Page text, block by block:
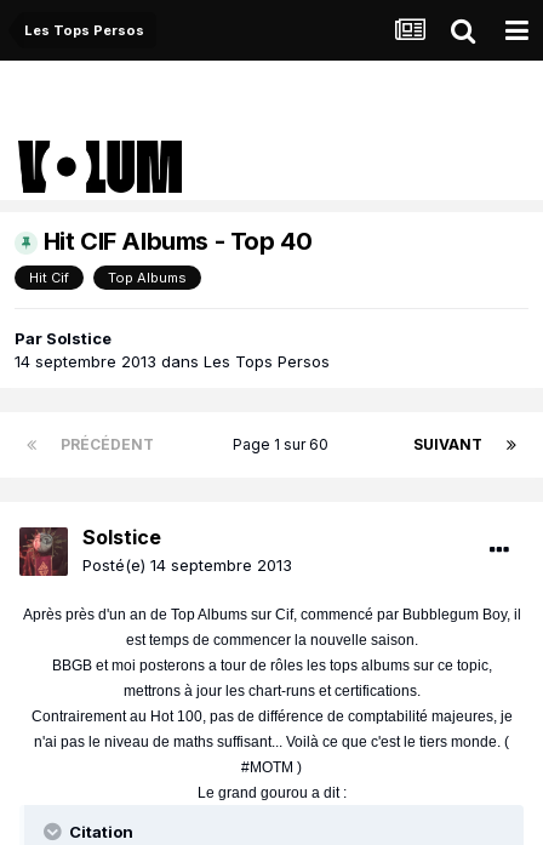
Les Tops Persos
Hit CIF Albums - Top 40
Hit Cif Top Albums
Par Solstice
14 septembre 2013 dans Les Tops Persos
PRÉCÉDENT SUIVANT
Page 1 sur 60
Solstice
Posté(e) 14 septembre 2013
Après près d'un an de Top Albums sur Cif, commencé par Bubblegum Boy, il
est temps de commencer la nouvelle saison.
BBGB et moi posterons a tour de rôles les tops albums sur ce topic,
mettrons à jour les chart-runs et certifications.
Contrairement au Hot 100, pas de différence de comptabilité majeures, je
n'ai pas le niveau de maths suffisant... Voilà ce que c'est le tiers monde. (
#MOTM )
Le grand gourou a dit :
Citation